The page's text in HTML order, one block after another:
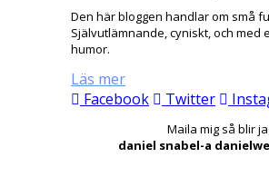
Den här bloggen handlar om små
Självutlämnande, cyniskt, och med
humor.
Läs mer
Facebook
Twitter
Maila mig så blir
daniel snabel-a